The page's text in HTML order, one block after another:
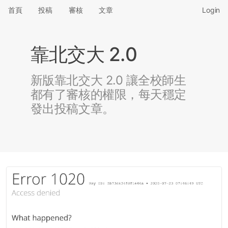
首頁 投稿 審核 文章 Login
靠北交大 2.0
新版靠北交大 2.0 讓全校師生
都有了審核的權限，每天穩定
發出投稿文章。